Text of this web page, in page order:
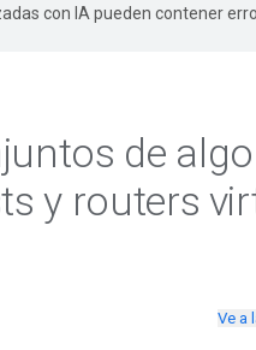
con IA pueden contener
de
y routers
Ve a